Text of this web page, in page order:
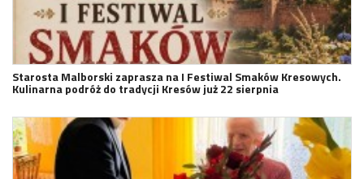
Starosta Malborski zaprasza na I Festiwal Smaków Kresowych.
Kulinarna podróż do tradycji Kresów już 22 sierpnia